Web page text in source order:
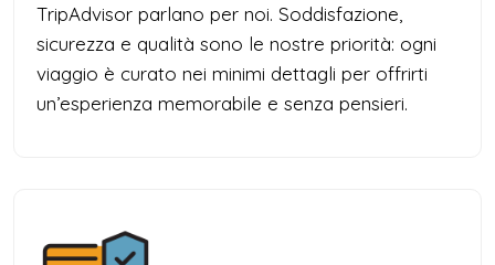
TripAdvisor parlano per noi. Soddisfazione,
sicurezza e qualità sono le nostre priorità: ogni
viaggio è curato nei minimi dettagli per offrirti
un’esperienza memorabile e senza pensieri.